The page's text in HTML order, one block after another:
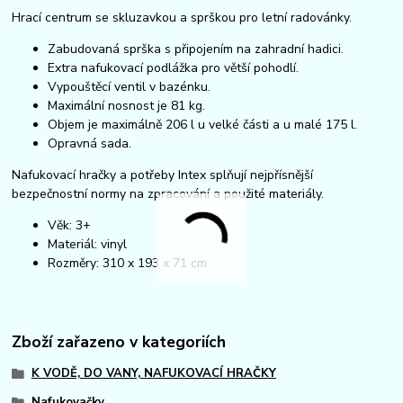
Hrací centrum se skluzavkou a sprškou pro letní radovánky.
Zabudovaná sprška s připojením na zahradní hadici.
Extra nafukovací podlážka pro větší pohodlí.
Vypouštěcí ventil v bazénku.
Maximální nosnost je 81 kg.
Objem je maximálně 206 l u velké části a u malé 175 l.
Opravná sada.
Nafukovací hračky a potřeby Intex splňují nejpřísnější
bezpečnostní normy na zpracování a použité materiály.
Věk: 3+
Materiál: vinyl
Rozměry: 310 x 193 x 71 cm
Zboží zařazeno v kategoriích
K VODĚ, DO VANY, NAFUKOVACÍ HRAČKY